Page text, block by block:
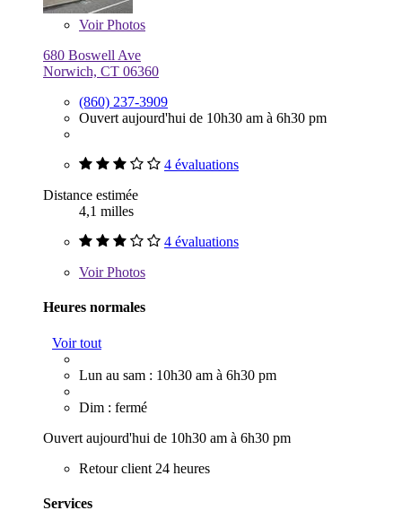
VoirPhotos
680 Boswell Ave
Norwich, CT 06360
(860) 237-3909
Ouvert aujourd'hui de 10h30 am à 6h30 pm
4 évaluations
Distance estimée
4,1 milles
4 évaluations
VoirPhotos
Heures normales
Voir tout
Lun au sam : 10h30 am à 6h30 pm
Dim : fermé
Ouvert aujourd'hui de 10h30 am à 6h30 pm
Retour client 24 heures
Services